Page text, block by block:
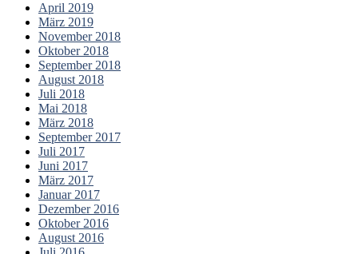
April 2019
März 2019
November 2018
Oktober 2018
September 2018
August 2018
Juli 2018
Mai 2018
März 2018
September 2017
Juli 2017
Juni 2017
März 2017
Januar 2017
Dezember 2016
Oktober 2016
August 2016